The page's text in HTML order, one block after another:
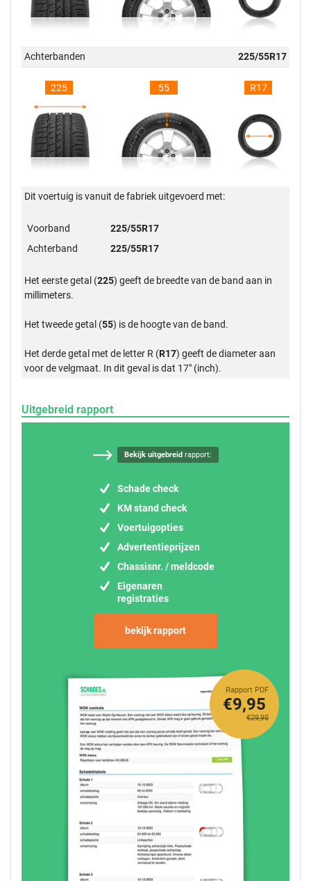
Achterbanden 225/55R17
225 55 R17
Dit voertuig is vanuit de fabriek uitgevoerd met:
Voorband
225/55R17
Achterband
225/55R17
Het eerste getal (225) geeft de breedte van de band aan in
millimeters.
Het tweede getal (55) is de hoogte van de band.
Het derde getal met de letter R (R17) geeft de diameter aan
voor de velgmaat. In dit geval is dat 17" (inch).
Uitgebreid rapport
Bekijk uitgebreidrapport:
Schade check
KM stand check
Voertuigopties
Advertentieprijzen
Chassisnr. / meldcode
Eigenaren
registraties
bekijk rapport
Rapport PDF
€29,95
€9,95